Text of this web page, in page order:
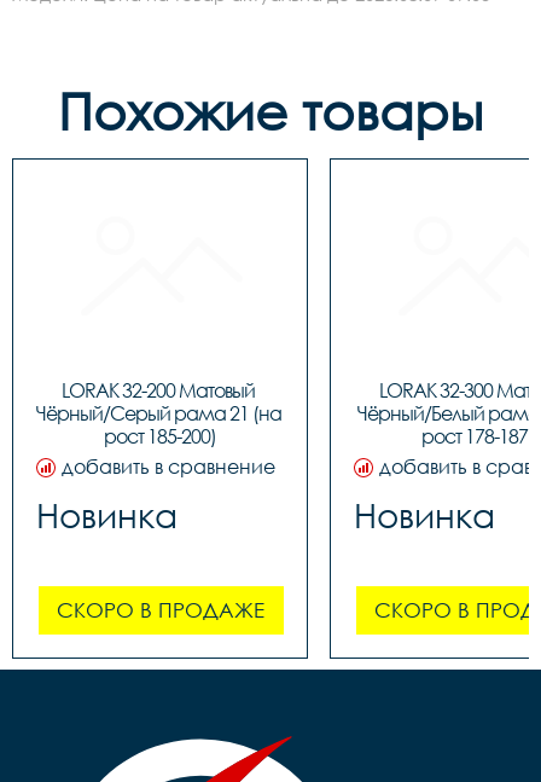
Похожие товары
LORAK 32-200 Матовый
Чёрный/Серый рама 21 (на
рост 185-200)
добавить в сравнение
Новинка
СКОРО В ПРОДАЖЕ
LORAK 32-300
Чёрный/Белый рама
рост 178-187)
добавить в
Новинка
СКОРО В